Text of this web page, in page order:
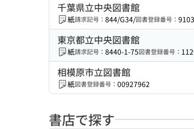
千葉県立中央図書館
紙請求記号： 844/G34/図書登録番号：
東京都立中央図書館
紙請求記号： 8440-1-75図書登録番号：
相模原市立図書館
紙図書登録番号： 00927962
書店で探す